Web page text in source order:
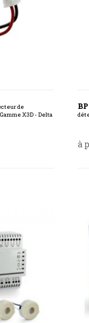
de
X3D - Delta
à